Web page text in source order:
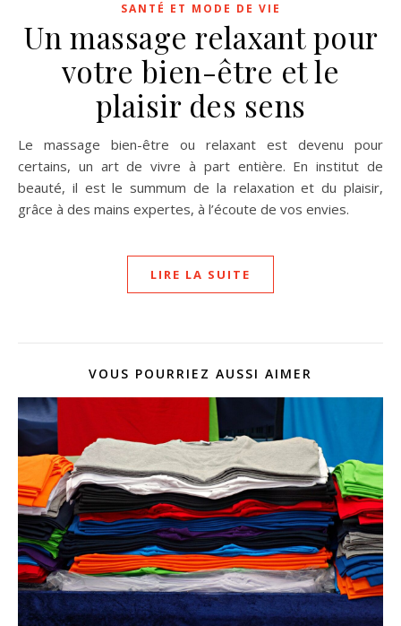
SANTÉ ET MODE DE VIE
Un massage relaxant pour
votre bien-être et le
plaisir des sens
Le massage bien-être ou relaxant est devenu pour
certains, un art de vivre à part entière. En institut de
beauté, il est le summum de la relaxation et du plaisir,
grâce à des mains expertes, à l’écoute de vos envies.
LIRE LA SUITE
VOUS POURRIEZ AUSSI AIMER